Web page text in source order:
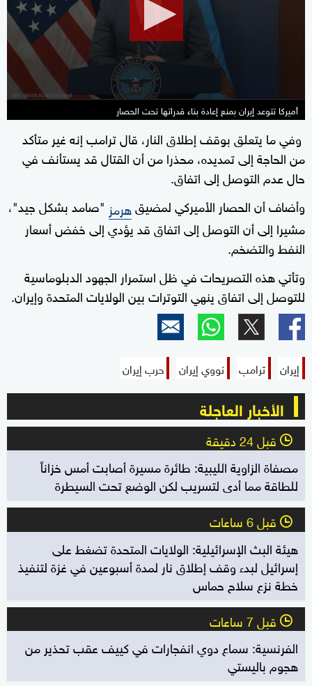
minutes,
53
seconds
أميركا تتوعد إيران بمنع إعادة بناء قدراتها تحت الحصار
وفي ما يتعلق بوقف إطلاق النار، قال ترامب إنه غير متأكد
من الحاجة إلى تمديده، محذرا من أن القتال قد يستأنف في
حال عدم التوصل إلى اتفاق.
وأضاف أن الحصار الأميركي لمضيقهرمز "صامد بشكل جيد"،
مشيرا إلى أن التوصل إلى اتفاق قد يؤدي إلى خفض أسعار
النفط والتضخم.
وتأتي هذه التصريحات في ظل استمرار الجهود الدبلوماسية
للتوصل إلى اتفاق ينهي التوترات بين الولايات المتحدة وإيران.
إيران ترامب نووي إيران حرب إيران
الأخبار العاجلة
l قبل 24 دقيقة
مصفاة الزاوية الليبية: طائرة مسيرة أصابت أمس خزاناً
للطاقة مما أدى لتسريب لكن الوضع تحت السيطرة
l قبل 6 ساعات
هيئة البث الإسرائيلية: الولايات المتحدة تضغط على
إسرائيل لبدء وقف إطلاق نار لمدة أسبوعين في غزة لتنفيذ
خطة نزع سلاح حماس
l قبل 7 ساعات
الفرنسية: سماع دوي انفجارات في كييف عقب تحذير من
هجوم باليستي